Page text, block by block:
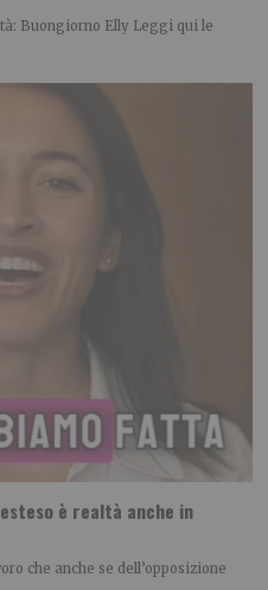
Buongiorno Elly Leggi qui le
è realtà anche in
che anche se dell’opposizione